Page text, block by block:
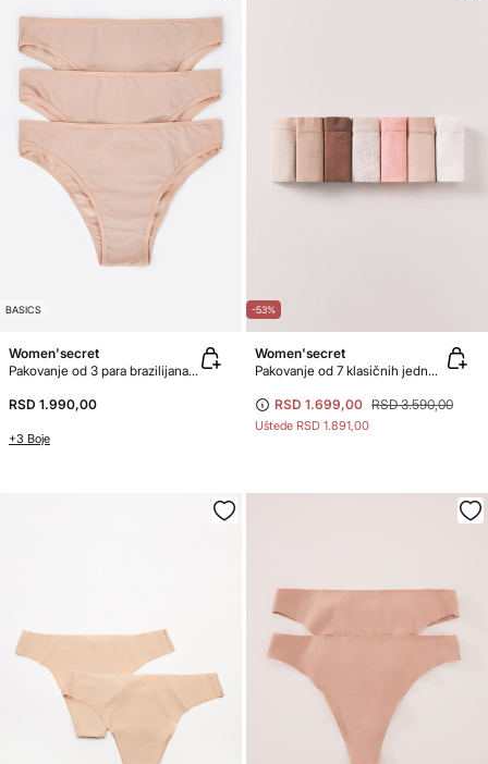
BASICS
Women'secret
Pakovanje od 3 para brazilijana gaćica od mikrovlakna
RSD 1.990,00
+3 Boje
-53%
Women'secret
Pakovanje od 7 klasičnih jednobojnih pamučnih gaćica neutralnih boja
RSD 1.699,00 RSD 3.590,00
Uštede RSD 1.891,00